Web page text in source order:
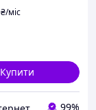
₴/міс
Купити
99%